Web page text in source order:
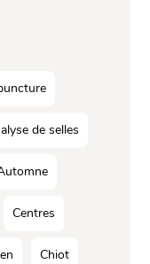
de selles
Centres
Chiot